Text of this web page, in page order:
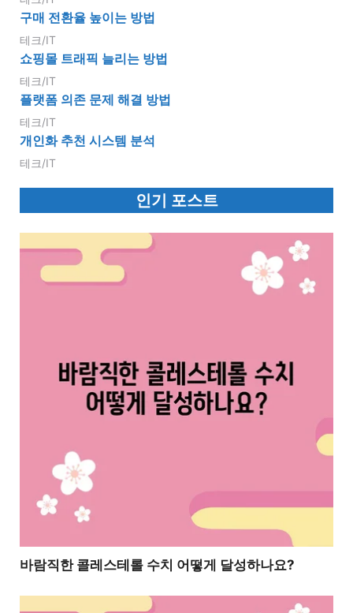
구매 전환율 높이는 방법
테크/IT
쇼핑몰 트래픽 늘리는 방법
테크/IT
플랫폼 의존 문제 해결 방법
테크/IT
개인화 추천 시스템 분석
테크/IT
인기 포스트
바람직한 콜레스테롤 수치 어떻게 달성하나요?